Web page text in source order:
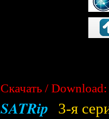
Скачать / Download:
SATRip 3-я